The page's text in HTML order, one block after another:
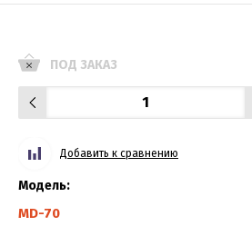
ПОД ЗАКАЗ
Добавить к сравнению
Модель:
MD-70